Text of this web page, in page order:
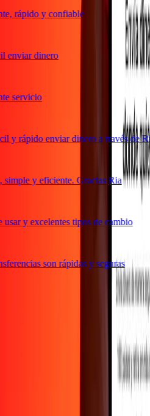
rápido y confiable
dinero
servicio
y rápido enviar dinero a través de Ria
y eficiente. Gracias Ria
y excelentes tipos de cambio
son rápidas y seguras